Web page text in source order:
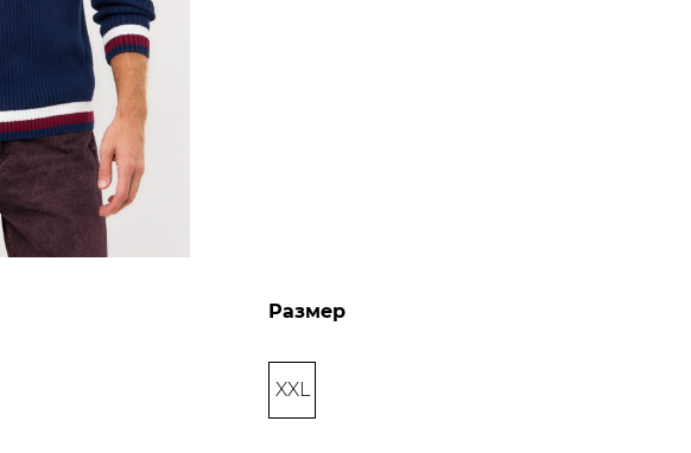
Размер
XXL